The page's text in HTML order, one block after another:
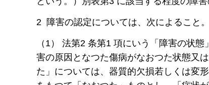
2 障害の認定については、次によること。
（1） 法第2 条第1 項にいう「障害の状
害の原因となつた傷病がなおつた状態又
た」については、器質的欠損若しくは変